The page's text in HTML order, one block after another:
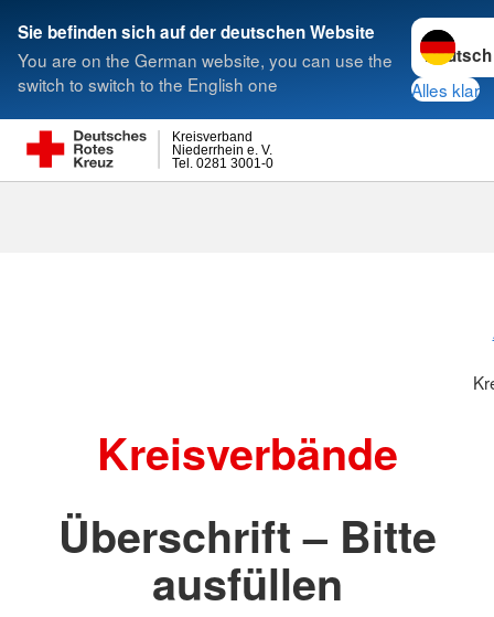
Sie befinden sich auf der deutschen Website
You are on the German website, you can use the
switch to switch to the English one
Sprache
Alles klar
Tel. 0281 3001-0
Niederrhein e. V.
Kreisverband
Suche
Kreisverbände
Überschrift – Bitte
ausfüllen